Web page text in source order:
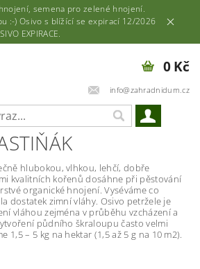
semena pro zelené hnojení.
:-) Osivo s blížící se expirací 12/2026
EXPIRACE.
info@zahradnidum.cz
0 Kč
hlubokou, vlhkou, lehčí, dobře
kvalitních kořenů dosáhne při pěstování
organické hnojení. Vyséváme co
dostatek zimní vláhy. Osivo petržele je
vláhou zejména v průběhu vzcházení a
půdního škraloupu často velmi
1,5 – 5 kg na hektar (1,5 až 5 g na 10 m2).